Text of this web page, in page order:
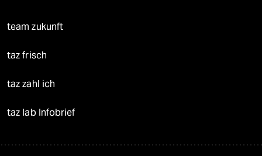
team zukunft
taz frisch
taz zahl ich
taz lab Infobrief